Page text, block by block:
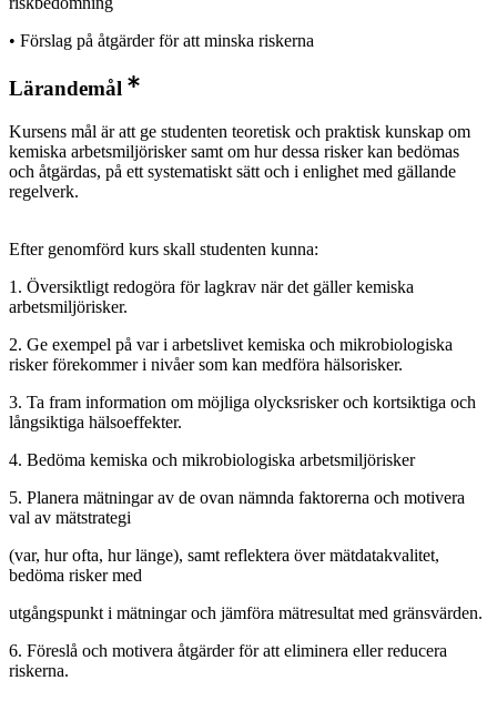
• Förslag på åtgärder för att minska riskerna
Lärandemål
Kursens mål är att ge studenten teoretisk och praktisk kunskap om
kemiska arbetsmiljörisker samt om hur dessa risker kan bedömas
och åtgärdas, på ett systematiskt sätt och i enlighet med gällande
regelverk.
Efter genomförd kurs skall studenten kunna:
1. Översiktligt redogöra för lagkrav när det gäller kemiska
arbetsmiljörisker.
2. Ge exempel på var i arbetslivet kemiska och mikrobiologiska
risker förekommer i nivåer som kan medföra hälsorisker.
3. Ta fram information om möjliga olycksrisker och kortsiktiga och
långsiktiga hälsoeffekter.
4. Bedöma kemiska och mikrobiologiska arbetsmiljörisker
5. Planera mätningar av de ovan nämnda faktorerna och motivera
val av mätstrategi
(var, hur ofta, hur länge), samt reflektera över mätdatakvalitet,
bedöma risker med
utgångspunkt i mätningar och jämföra mätresultat med gränsvärden.
6. Föreslå och motivera åtgärder för att eliminera eller reducera
riskerna.